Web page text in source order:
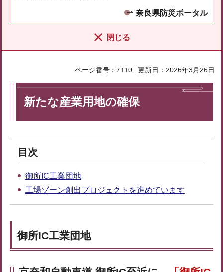
奈良県防災ポータル
閉じる
ページ番号：7110 更新日：2026年3月26日
新たな産業用地の確保
目次
御所IC工業団地
工場ゾーン創出プロジェクトを進めています
御所IC工業団地